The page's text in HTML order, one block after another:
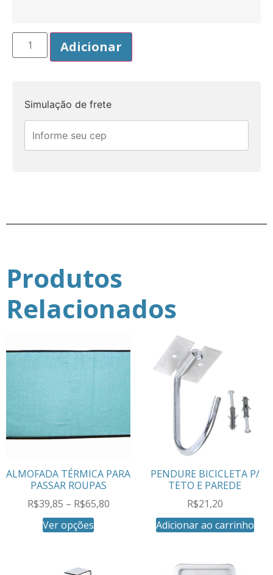
Adicionar
Simulação de frete
Produtos
Relacionados
ALMOFADA TÉRMICA PARA
PASSAR ROUPAS
R$39,85 – R$65,80
Ver opções
PENDURE BICICLETA P/
TETO E PAREDE
R$21,20
Adicionar ao carrinho